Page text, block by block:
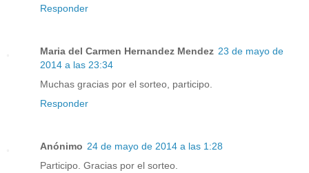
Responder
Maria del Carmen Hernandez Mendez 23 de mayo de
2014 a las 23:34
Muchas gracias por el sorteo, participo.
Responder
Anónimo 24 de mayo de 2014 a las 1:28
Participo. Gracias por el sorteo.